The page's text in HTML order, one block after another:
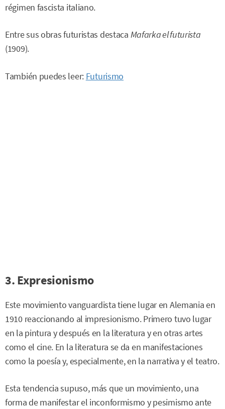
régimen fascista italiano.
Entre sus obras futuristas destaca Mafarka el futurista
(1909).
También puedes leer: Futurismo
3. Expresionismo
Este movimiento vanguardista tiene lugar en Alemania en
1910 reaccionando al impresionismo. Primero tuvo lugar
en la pintura y después en la literatura y en otras artes
como el cine. En la literatura se da en manifestaciones
como la poesía y, especialmente, en la narrativa y el teatro.
Esta tendencia supuso, más que un movimiento, una
forma de manifestar el inconformismo y pesimismo ante